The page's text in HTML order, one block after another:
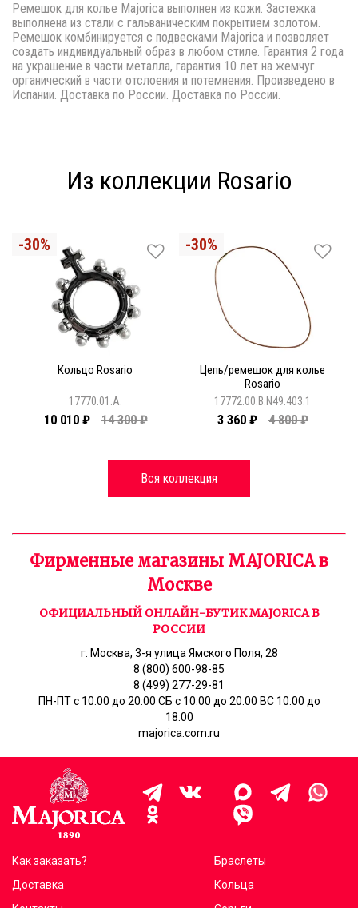
Ремешок для колье Majorica выполнен из кожи. Застежка
выполнена из стали с гальваническим покрытием золотом.
Ремешок комбинируется с подвесками Majorica и позволяет
создать индивидуальный образ в любом стиле. Гарантия 2 года
на украшение в части металла, гарантия 10 лет на жемчуг
органический в части отслоения и потемнения. Произведено в
Испании. Доставка по России. Доставка по России.
Из коллекции Rosario
Кольцо Rosario
17770.01.A.
10 010 ₽ 14 300 ₽
Цепь/ремешок для колье
Rosario
17772.00.B.N49.403.1
3 360 ₽ 4 800 ₽
Вся коллекция
Фирменные магазины MAJORICA в
Москве
ОФИЦИАЛЬНЫЙ ОНЛАЙН-БУТИК MAJORICA В
РОССИИ
г. Москва, 3-я улица Ямского Поля, 28
8 (800) 600-98-85
8 (499) 277-29-81
ПН-ПТ с 10:00 до 20:00 СБ с 10:00 до 20:00 ВС 10:00 до
18:00
majorica.com.ru
Как заказать?
Доставка
Браслеты
Кольца